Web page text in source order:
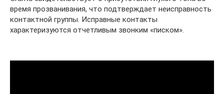
время прозванивания, что подтверждает неисправность
контактной группы. Исправные контакты
характеризуются отчетливым звонким «писком».